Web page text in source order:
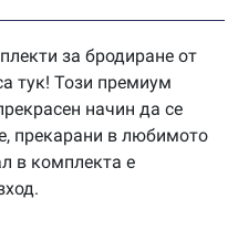
за бродиране от
тук! Този премиум
начин да се
прекарани в любимото
в комплекта е